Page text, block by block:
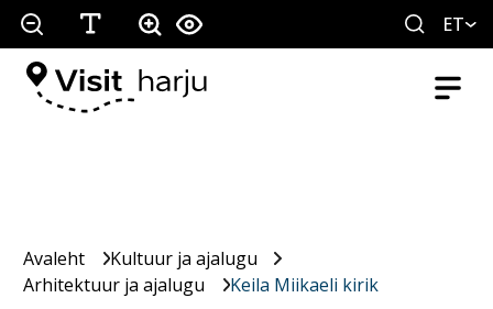
ET
Avaleht
Kultuur ja ajalugu
Arhitektuur ja ajalugu
Keila Miikaeli kirik